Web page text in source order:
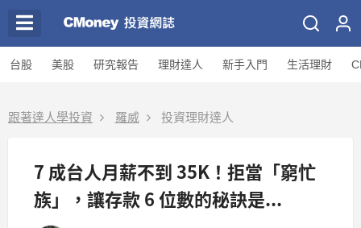
台股 美股 研究報告 理財達人 新手入門 生活理財
跟著達人學投資 羅威 投資理財達人
7 成台人月薪不到 35K！拒當「窮忙
族」，讓存款 6 位數的秘訣是...